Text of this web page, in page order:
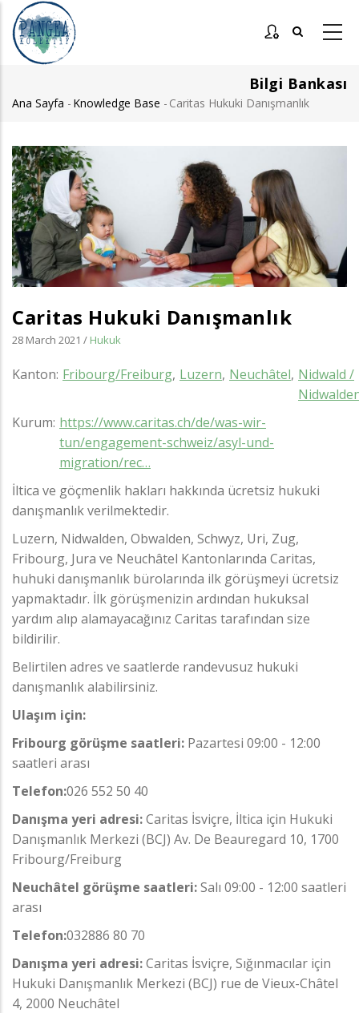
Ana
içeriğe
atla
Bilgi Bankası
Sayfa
yolu
Ana Sayfa - Knowledge Base - Caritas Hukuki Danışmanlık
Görsel
Caritas Hukuki Danışmanlık
28 March 2021 / Hukuk
Kanton Fribourg/Freiburg Luzern Neuchâtel Nidwald /
Kurum https://www.caritas.ch/de/was-wir-
tun/engagement-schweiz/asyl-und-
migration/rec…
İltica ve göçmenlik hakları hakkında ücretsiz hukuki
danışmanlık verilmektedir.
Luzern, Nidwalden, Obwalden, Schwyz, Uri, Zug,
Fribourg, Jura ve Neuchâtel Kantonlarında Caritas,
huhuki danışmanlık bürolarında ilk görüşmeyi ücretsiz
yapmaktadır. İlk görüşmenizin ardından hukuksal
yardım alıp alamayacağınız Caritas tarafından size
bildirilir.
Belirtilen adres ve saatlerde randevusuz hukuki
danışmanlık alabilirsiniz.
Ulaşım için:
Fribourg görüşme saatleri: Pazartesi 09:00 - 12:00
saatleri arası
Telefon:026 552 50 40
Danışma yeri adresi:Caritas İsviçre, İltica için Hukuki
Danışmanlık Merkezi (BCJ) Av. De Beauregard 10, 1700
Fribourg/Freiburg
Neuchâtel görüşme saatleri:Salı 09:00 - 12:00 saatleri
arası
Telefon:032886 80 70
Danışma yeri adresi:Caritas İsviçre, Sığınmacılar için
Hukuki Danışmanlık Merkezi (BCJ) rue de Vieux-Châtel
4, 2000 Neuchâtel